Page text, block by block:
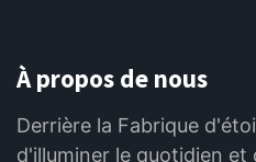
À propos de nous
Derrière la Fabrique
d'illuminer le quotidien